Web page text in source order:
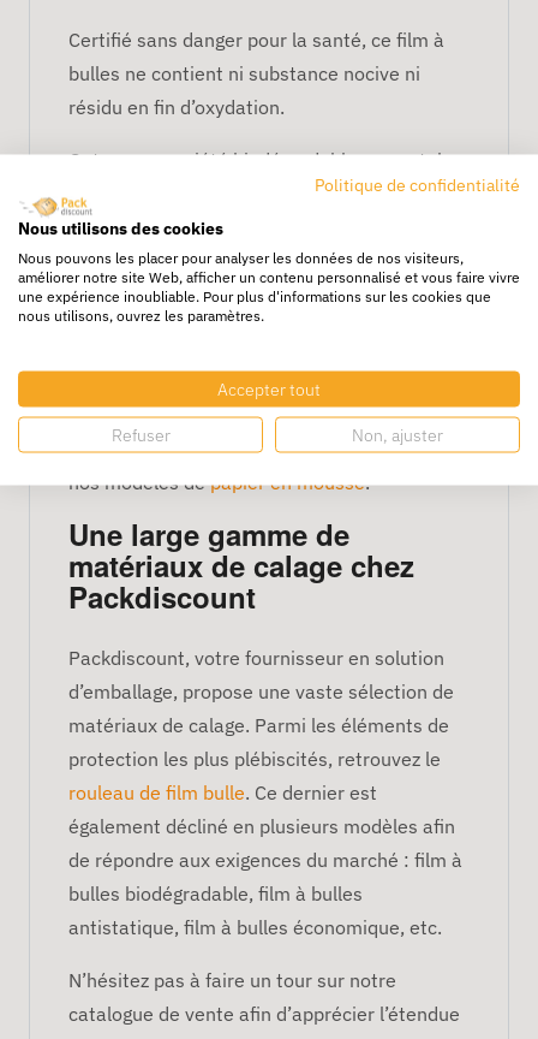
Certifié sans danger pour la santé, ce film à
bulles ne contient ni substance nocive ni
résidu en fin d’oxydation.
Outre sa propriété biodégradable, ce matelas
protecteur garde les produits fragiles loin des
chocs et des vibrations. Véritable poids
plume, cet élément de calage a l’avantage de
ne pas alourdir les frais de port pour un envoi
à moindre coût.
Et pour une protection plus efficace contre les
rayures, notamment pour les objets à surface
délicate, n’hésitez pas à vous tourner vers
nos modèles depapier en mousse.
Une large gamme de
matériaux de calage chez
Packdiscount
Packdiscount, votre fournisseur en solution
d’emballage, propose une vaste sélection de
matériaux de calage. Parmi les éléments de
protection les plus plébiscités, retrouvez le
rouleau de film bulle. Ce dernier est
également décliné en plusieurs modèles afin
de répondre aux exigences du marché : film à
bulles biodégradable, film à bulles
antistatique, film à bulles économique, etc.
N’hésitez pas à faire un tour sur notre
catalogue de vente afin d’apprécier l’étendue
Politique de confidentialité
Nous utilisons des cookies
Nous pouvons les placer pour analyser les données de nos visiteurs,
améliorer notre site Web, afficher un contenu personnalisé et vous faire vivre
une expérience inoubliable. Pour plus d'informations sur les cookies que
nous utilisons, ouvrez les paramètres.
Accepter tout
Refuser Non, ajuster